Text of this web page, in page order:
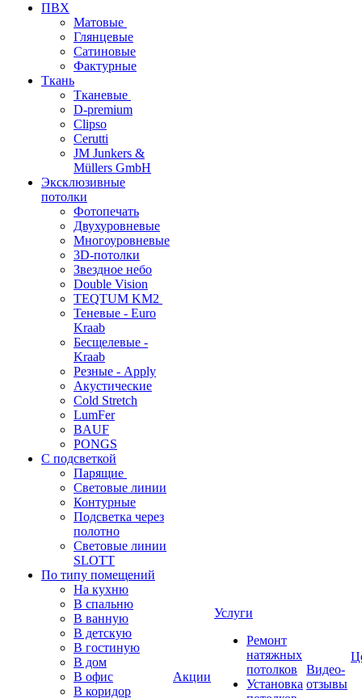
ПВХ
Матовые
Глянцевые
Сатиновые
Фактурные
Ткань
Тканевые
D-premium
Clipso
Cerutti
JM Junkers &
Müllers GmbH
Эксклюзивные
потолки
Фотопечать
Двухуровневые
Многоуровневые
3D-потолки
Звездное небо
Double Vision
TEQTUM KM2
Теневые - Euro
Kraab
Бесщелевые -
Kraab
Резные - Apply
Акустические
Cold Stretch
LumFer
BAUF
PONGS
С подсветкой
Парящие
Световые линии
Контурные
Подсветка через
полотно
Световые линии
SLOTT
По типу помещений
На кухню
В спальню
В ванную
В детскую
В гостиную
В дом
В офис
В коридор
Акции
Услуги
Ремонт
натяжных
потолков
Установка
Видео-
отзывы